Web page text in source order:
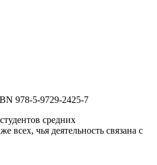
978-5-9729-2425-7
средних
чья деятельность связана с